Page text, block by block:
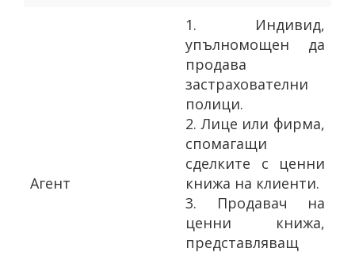
Агент
1. Индивид,
упълномощен да
продава
застрахователни
полици.
2. Лице или фирма,
спомагащи
сделките с ценни
книжа на клиенти.
3. Продавач на
ценни книжа,
представляващ